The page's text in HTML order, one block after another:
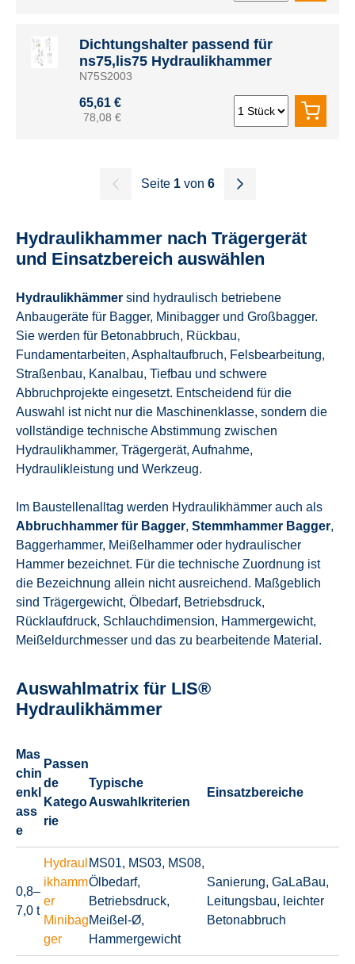
Dichtungshalter passend für
ns75,lis75 Hydraulikhammer
N75S2003
65,61 €
78,08 €
Seite 1von 6
Hydraulikhammer nach Trägergerät
und Einsatzbereich auswählen
Hydraulikhämmer sind hydraulisch betriebene
Anbaugeräte für Bagger, Minibagger und Großbagger.
Sie werden für Betonabbruch, Rückbau,
Fundamentarbeiten, Asphaltaufbruch, Felsbearbeitung,
Straßenbau, Kanalbau, Tiefbau und schwere
Abbruchprojekte eingesetzt. Entscheidend für die
Auswahl ist nicht nur die Maschinenklasse, sondern die
vollständige technische Abstimmung zwischen
Hydraulikhammer, Trägergerät, Aufnahme,
Hydraulikleistung und Werkzeug.
Im Baustellenalltag werden Hydraulikhämmer auch als
Abbruchhammer für Bagger, Stemmhammer Bagger,
Baggerhammer, Meißelhammer oder hydraulischer
Hammer bezeichnet. Für die technische Zuordnung ist
die Bezeichnung allein nicht ausreichend. Maßgeblich
sind Trägergewicht, Ölbedarf, Betriebsdruck,
Rücklaufdruck, Schlauchdimension, Hammergewicht,
Meißeldurchmesser und das zu bearbeitende Material.
Auswahlmatrix für LIS®
Hydraulikhämmer
Mas
chin
enkl
ass
e
Passen
de
Katego
rie
Typische
Auswahlkriterien
Einsatzbereiche
0,8–
7,0 t
Hydraul
ikhamm
er
Minibag
ger
MS01, MS03, MS08,
Ölbedarf,
Betriebsdruck,
Meißel-Ø,
Hammergewicht
Sanierung, GaLaBau,
Leitungsbau, leichter
Betonabbruch